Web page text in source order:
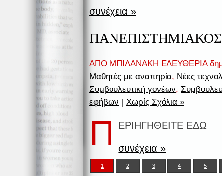
συνέχεια »
ΑΠΟ ΜΠΙΛΑΝΑΚΗ ΕΛΕΥΘΕΡΙΑ
Μαθητές με αναπηρία, Νέες
Συμβουλευτική γονέων,
εφήβων
Χωρίς Σχόλια »
Π ΕΡΙΗΓΗΘΕΙΤΕ ΕΔΩ
συνέχεια »
1 2 3 4 5